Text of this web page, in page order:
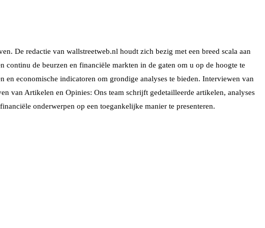
De redactie van wallstreetweb.nl houdt zich bezig met een breed scala aan
de beurzen en financiële markten in de gaten om u op de hoogte te
economische indicatoren om grondige analyses te bieden. Interviewen van
van Artikelen en Opinies: Ons team schrijft gedetailleerde artikelen, analyses
onderwerpen op een toegankelijke manier te presenteren.